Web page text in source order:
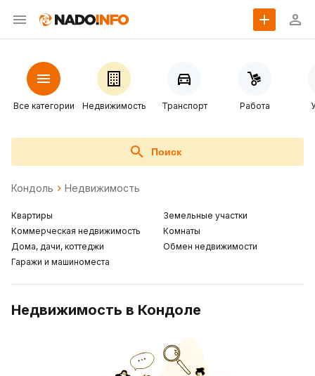
Все категории Недвижимость Транспорт Работа
Поиск
Кондоль Недвижимость
Квартиры
Коммерческая недвижимость
Дома, дачи, коттеджи
Гаражи и машиноместа
Земельные участки
Комнаты
Обмен недвижимости
Недвижимость в Кондоле